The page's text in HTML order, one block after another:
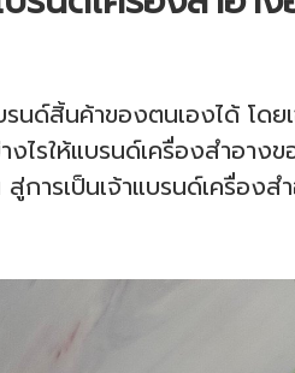
นด์สิ้นค้าของตนเองได้ โ
ไรให้แบรนด์เครื่องสำอ
ารเป็นเจ้าแบรนด์เครื่องส